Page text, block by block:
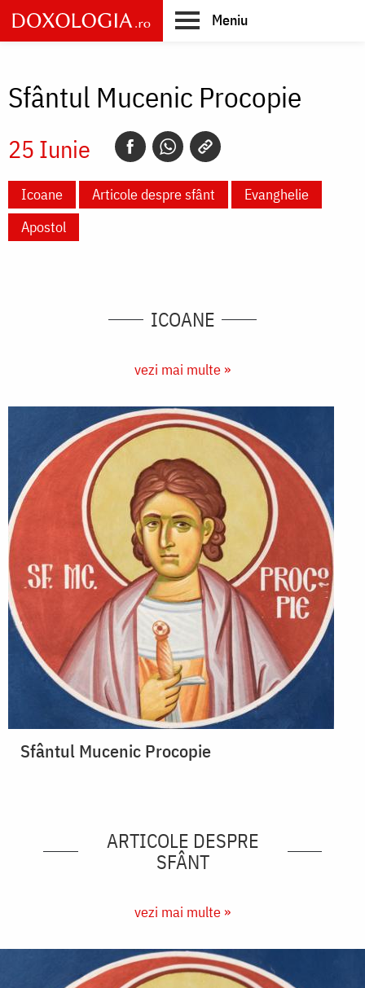
Skip
to
main
Meniu
Sfântul Mucenic Procopie
25 Iunie
Icoane Articole despre sfânt
Evanghelie
Apostol
ICOANE
vezi mai multe »
Sfântul Mucenic Procopie
ARTICOLE DESPRE
SFÂNT
vezi mai multe »